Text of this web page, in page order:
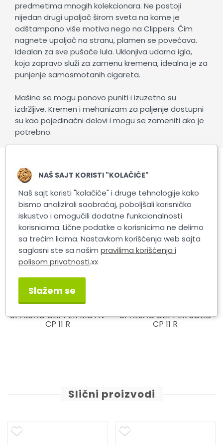
predmetima mnogih kolekcionara. Ne postoji
nijedan drugi upaljač širom sveta na kome je
odštampano više motiva nego na Clippers. Čim
nagnete upaljač na stranu, plamen se povećava.
Idealan za sve pušače lula. Uklonjiva udarna igla,
koja zapravo služi za zamenu kremena, idealna je za
punjenje samosmotanih cigareta.
Mašine se mogu ponovo puniti i izuzetno su
izdržljive. Kremen i mehanizam za paljenje dostupni
su kao pojedinačni delovi i mogu se zameniti ako je
potrebno.
Povezani proizvodi
UPALJAC CLIPPER MOTIV
CP 11 R
UPALJAC CLIPPER SOLID
CP 11 R
Slični proizvodi
NAŠ SAJT KORISTI "KOLAČIĆE"
Naš sajt koristi "kolačiće" i druge tehnologije kako
bismo analizirali saobraćaj, poboljšali korisničko
iskustvo i omogućili dodatne funkcionalnosti
korisnicima. Lične podatke o korisnicima ne delimo
sa trećim licima. Nastavkom korišćenja web sajta
saglasni ste sa našimpravilima korišćenja i
polisom privatnosti.xx
Slažem se